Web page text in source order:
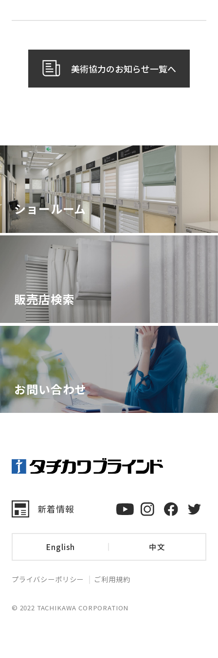
美術協力のお知らせ一覧へ
ショールーム
販売店検索
お問い合わせ
新着情報
English 中文
プライバシーポリシー ご利用規約
© 2022 TACHIKAWA CORPORATION